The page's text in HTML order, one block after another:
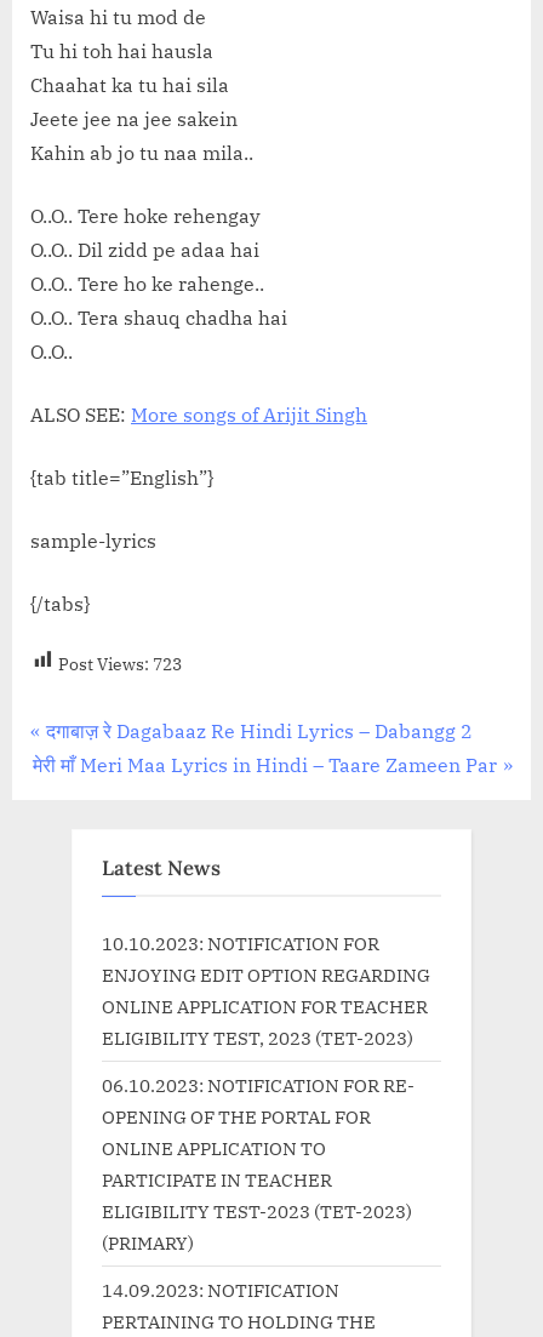
Waisa hi tu mod de
Tu hi toh hai hausla
Chaahat ka tu hai sila
Jeete jee na jee sakein
Kahin ab jo tu naa mila..
O..O.. Tere hoke rehengay
O..O.. Dil zidd pe adaa hai
O..O.. Tere ho ke rahenge..
O..O.. Tera shauq chadha hai
O..O..
ALSO SEE: More songs of Arijit Singh
{tab title=”English”}
sample-lyrics
{/tabs}
Post Views: 723
Post
navigation
P
r
दगाबाज़ रे Dagabaaz Re Hindi Lyrics – Dabangg 2
N
मेरी माँ Meri Maa Lyrics in Hindi – Taare Zameen Par
Latest News
10.10.2023: NOTIFICATION FOR
ENJOYING EDIT OPTION REGARDING
ONLINE APPLICATION FOR TEACHER
ELIGIBILITY TEST, 2023 (TET-2023)
06.10.2023: NOTIFICATION FOR RE-
OPENING OF THE PORTAL FOR
ONLINE APPLICATION TO
PARTICIPATE IN TEACHER
ELIGIBILITY TEST-2023 (TET-2023)
(PRIMARY)
14.09.2023: NOTIFICATION
PERTAINING TO HOLDING THE